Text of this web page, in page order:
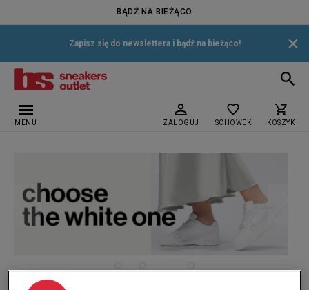
BĄDŹ NA BIEŻĄCO
Zapisz się do newslettera i bądź na bieżąco! ×
MENU ZALOGUJ SCHOWEK KOSZYK